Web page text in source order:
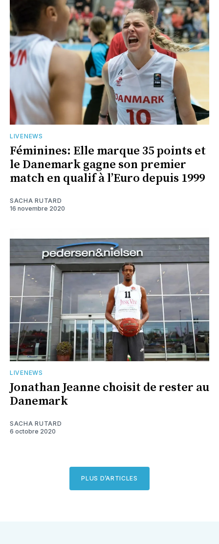
LIVENEWS
Féminines: Elle marque 35 points et
le Danemark gagne son premier
match en qualif à l’Euro depuis 1999
SACHA RUTARD
16 novembre 2020
LIVENEWS
Jonathan Jeanne choisit de rester au
Danemark
SACHA RUTARD
6 octobre 2020
PLUS D’ARTICLES